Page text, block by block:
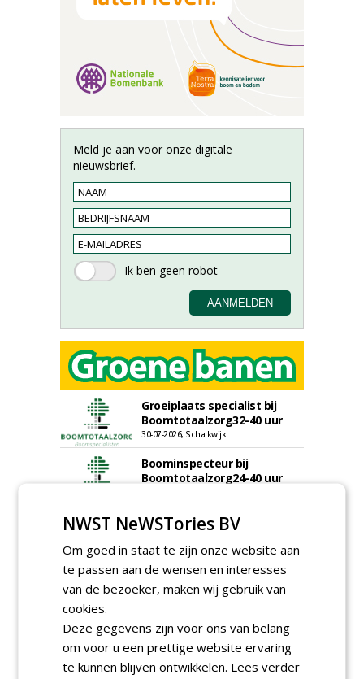
Meld je aan voor onze digitale
nieuwsbrief.
Groeiplaats specialist bij
Boomtotaalzorg32-40 uur
30-07-2026, Schalkwijk
Boominspecteur bij
Boomtotaalzorg24-40 uur
Projectleider (HBO - 40 uur)
bij Weijtmans
22-07-2026, Udenhout
Rayon- account manager
Nederland; regio Noord &
18-06-2026, Noord & regio Zuid
Boomrooier / boomverzorger
ETW bij Weijtmans
04-05-2026
NWST NeWSTories BV
Om goed in staat te zijn onze website aan
te passen aan de wensen en interesses
van de bezoeker, maken wij gebruik van
cookies.
Deze gegevens zijn voor ons van belang
om voor u een prettige website ervaring
te kunnen blijven ontwikkelen. Lees verder